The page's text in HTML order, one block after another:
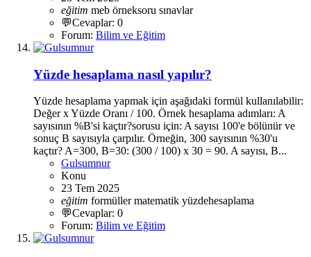
eğitim meb örneksoru sınavlar
💬Cevaplar: 0
Forum: Bilim ve Eğitim
Yüzde hesaplama nasıl yapılır?
Yüzde hesaplama yapmak için aşağıdaki formül kullanılabilir:
Değer x Yüzde Oranı / 100. Örnek hesaplama adımları: A
sayısının %B'si kaçtır?sorusu için: A sayısı 100'e bölünür ve
sonuç B sayısıyla çarpılır. Örneğin, 300 sayısının %30'u
kaçtır? A=300, B=30: (300 / 100) x 30 = 90. A sayısı, B...
Gulsumnur
Konu
23 Tem 2025
eğitim formüllermatematik yüzdehesaplama
💬Cevaplar: 0
Forum: Bilim ve Eğitim